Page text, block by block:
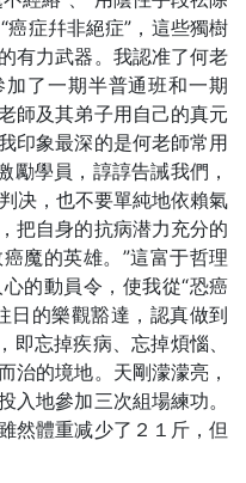
癌症幷非絕症”，這些獨樹
有力武器。我認准了何老
加了一期半普通班和一期
師及其弟子用自己的真元
印象最深的是何老師常用
勵學員，諄諄告誡我們，
决，也不要單純地依賴氣
把自身的抗病潜力充分的
魔的英雄。”這富于哲理
的動員令，使我從“恐癌
日的樂觀豁達，認真做到
即忘掉疾病、忘掉煩惱、
治的境地。天剛濛濛亮，
入地參加三次組場練功。
然體重减少了２１斤，但